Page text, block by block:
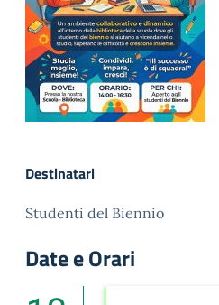
Destinatari
Studenti del Biennio
Date e Orari